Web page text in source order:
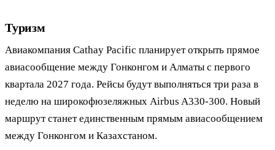
Туризм
Авиакомпания Cathay Pacific планирует открыть прямое
авиасообщение между Гонконгом и Алматы с первого
квартала 2027 года. Рейсы будут выполняться три раза в
неделю на широкофюзеляжных Airbus A330-300. Новый
маршрут станет единственным прямым авиасообщением
между Гонконгом и Казахстаном.